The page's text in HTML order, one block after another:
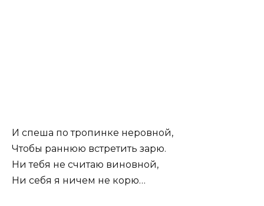
И спеша по тропинке неровной,
Чтобы раннюю встретить зарю.
Ни тебя не считаю виновной,
Ни себя я ничем не корю…